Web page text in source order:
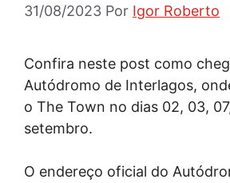
31/08/2023 Por Igor Roberto
Confira neste post como
Autódromo de Interlagos,
o The Town no dias 02, 03,
setembro.
O endereço oficial do